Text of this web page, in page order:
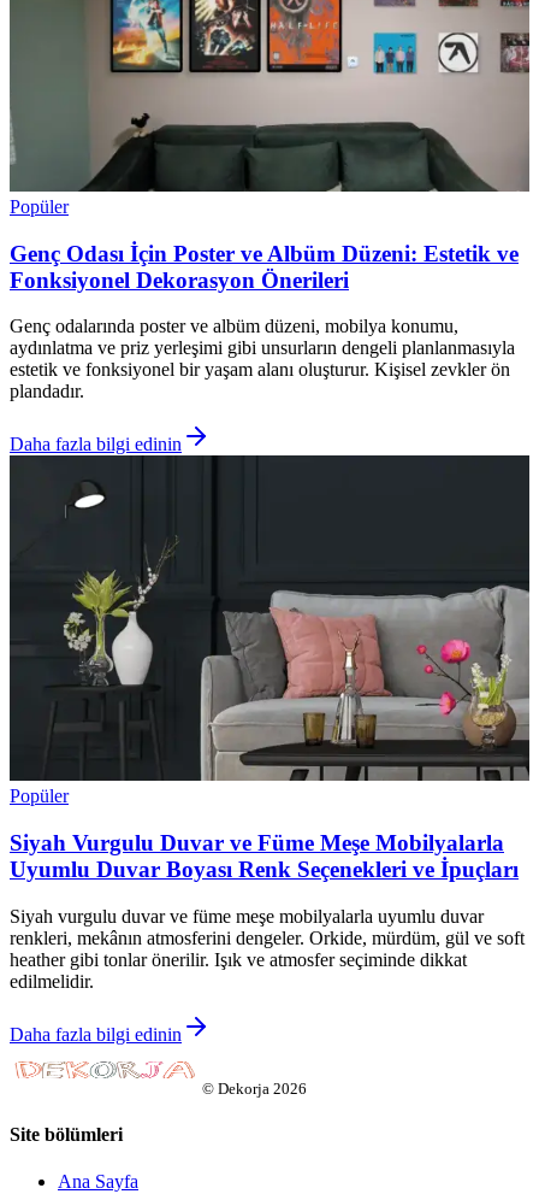
Popüler
Genç Odası İçin Poster ve Albüm Düzeni: Estetik ve
Fonksiyonel Dekorasyon Önerileri
Genç odalarında poster ve albüm düzeni, mobilya konumu,
aydınlatma ve priz yerleşimi gibi unsurların dengeli planlanmasıyla
estetik ve fonksiyonel bir yaşam alanı oluşturur. Kişisel zevkler ön
plandadır.
Daha fazla bilgi edinin
Popüler
Siyah Vurgulu Duvar ve Füme Meşe Mobilyalarla
Uyumlu Duvar Boyası Renk Seçenekleri ve İpuçları
Siyah vurgulu duvar ve füme meşe mobilyalarla uyumlu duvar
renkleri, mekânın atmosferini dengeler. Orkide, mürdüm, gül ve soft
heather gibi tonlar önerilir. Işık ve atmosfer seçiminde dikkat
edilmelidir.
Daha fazla bilgi edinin
© Dekorja 2026
Site bölümleri
Ana Sayfa